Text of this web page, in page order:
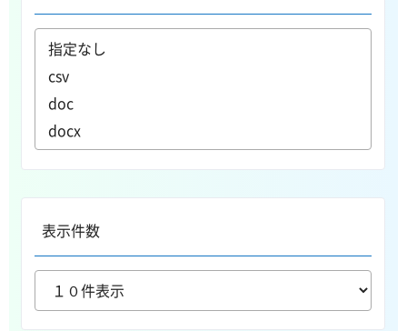
表示件数